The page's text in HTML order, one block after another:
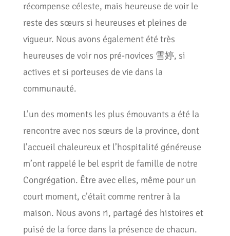
récompense céleste, mais heureuse de voir le
reste des sœurs si heureuses et pleines de
vigueur. Nous avons également été très
heureuses de voir nos pré-novices 雪婷, si
actives et si porteuses de vie dans la
communauté.
L’un des moments les plus émouvants a été la
rencontre avec nos sœurs de la province, dont
l’accueil chaleureux et l’hospitalité généreuse
m’ont rappelé le bel esprit de famille de notre
Congrégation. Être avec elles, même pour un
court moment, c’était comme rentrer à la
maison. Nous avons ri, partagé des histoires et
puisé de la force dans la présence de chacun.